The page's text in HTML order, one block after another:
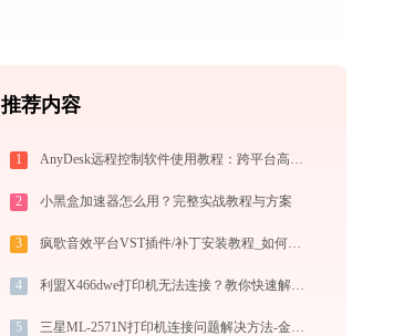
推荐内容
1 AnyDesk远程控制软件使用教程：跨平台高速远程桌面连接完全指南
2 小黑盒加速器怎么用？完整实战教程与方案
3 疯歌音效平台VST插件/补丁安装教程_如何加载插件效果包
4 利盟X466dwe打印机无法连接？教你快速解决！-金山毒霸
5 三星ML-2571N打印机连接问题解决方法-金山毒霸